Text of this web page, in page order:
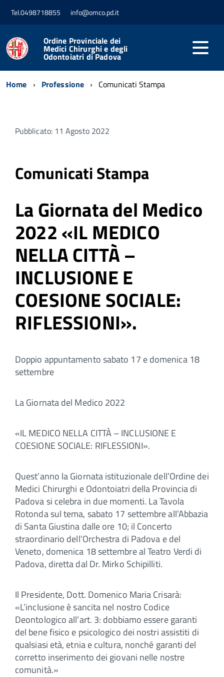
Tel.0498718855 info@omco.pd.it
Ordine Provinciale dei
Medici Chirurghi e degli
Odontoiatri di Padova
Home Professione Comunicati Stampa
Pubblicato: 11 Agosto 2022
Comunicati Stampa
La Giornata del Medico
2022 «IL MEDICO
NELLA CITTÀ –
INCLUSIONE E
COESIONE SOCIALE:
RIFLESSIONI».
Doppio appuntamento sabato 17 e domenica 18
settembre
La Giornata del Medico 2022
«IL MEDICO NELLA CITTÀ – INCLUSIONE E
COESIONE SOCIALE: RIFLESSIONI».
Quest’anno la Giornata istituzionale dell’Ordine dei
Medici Chirurghi e Odontoiatri della Provincia di
Padova si celebra in due momenti. La Tavola
Rotonda sul tema, sabato 17 settembre all’Abbazia
di Santa Giustina dalle ore 10; il Concerto
straordinario dell’Orchestra di Padova e del
Veneto, domenica 18 settembre al Teatro Verdi di
Padova, diretta dal Dr. Mirko Schipilliti.
Il Presidente, Dott. Domenico Maria Crisarà:
«L’inclusione è sancita nel nostro Codice
Deontologico all’art. 3: dobbiamo essere garanti
del bene fisico e psicologico dei nostri assistiti di
qualsiasi età, etnia e cultura, nonché garanti del
corretto inserimento dei giovani nelle nostre
comunità.»